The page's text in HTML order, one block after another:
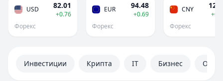
USD 82.01
+0.76
Форекс
EUR 94.48
+0.69
Форекс
CNY
Форекс
Инвестиции Крипта IT Бизнес